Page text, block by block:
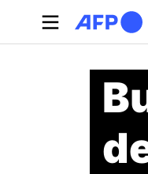
Pasar al contenido